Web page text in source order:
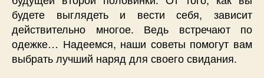
будете выглядеть и вести себя, зависит
действительно многое. Ведь встречают по
одежке… Надеемся, наши советы помогут вам
выбрать лучший наряд для своего свидания.